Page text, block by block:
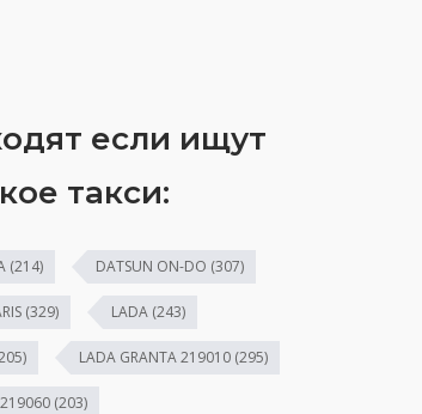
если ищут
такси:
(214) DATSUN ON-DO (307)
(329) LADA(243)
LADA GRANTA 219010(295)
(203)